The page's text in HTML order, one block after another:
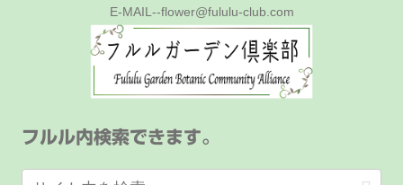
E-MAIL--flower@fululu-club.com
フルル内検索できます。